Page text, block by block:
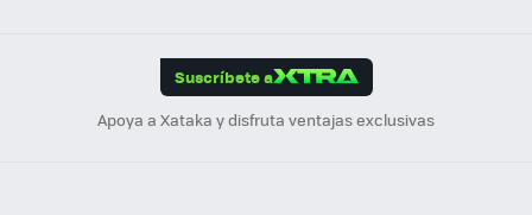
Suscríbete a
Apoya a Xataka y disfruta ventajas exclusivas